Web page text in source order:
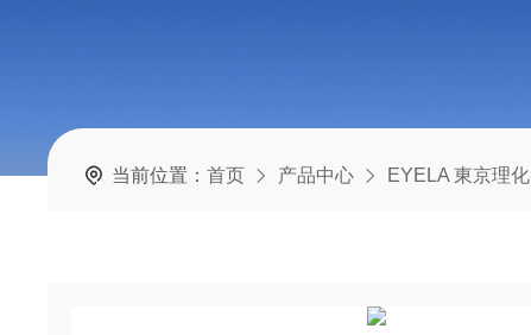
当前位置：首页 产品中心 EYELA 東京理化